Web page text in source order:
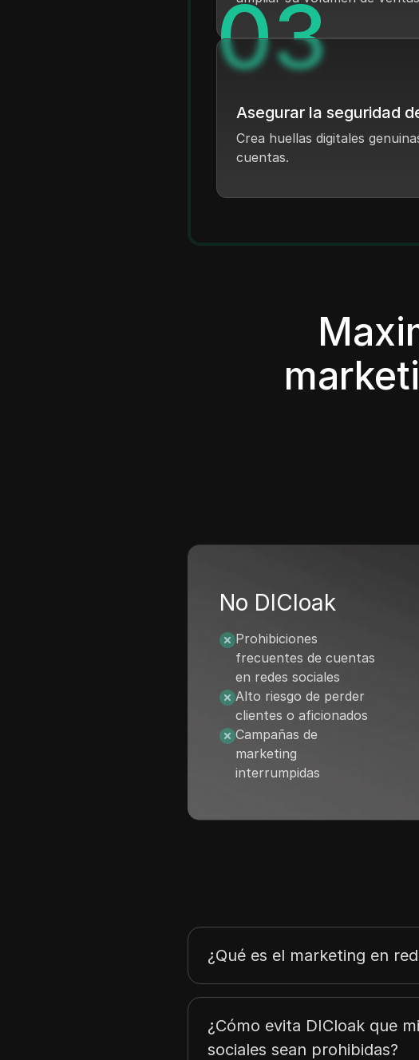
03
Asegurar la seguridad
Crea huellas digitales
cuentas.
No DICloak
Prohibiciones
frecuentes de cuentas
en redes sociales
Alto riesgo de perder
clientes o aficionados
Campañas de
marketing
interrumpidas
¿Qué es el marketing en
¿Cómo evita DICloak que
sociales sean prohibidas?